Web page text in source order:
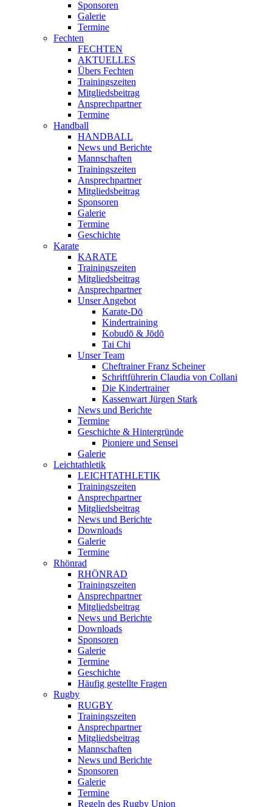
Sponsoren
Galerie
Termine
Fechten
FECHTEN
AKTUELLES
Übers Fechten
Trainingszeiten
Mitgliedsbeitrag
Ansprechpartner
Termine
Handball
HANDBALL
News und Berichte
Mannschaften
Trainingszeiten
Ansprechpartner
Mitgliedsbeitrag
Sponsoren
Galerie
Termine
Geschichte
Karate
KARATE
Trainingszeiten
Mitgliedsbeitrag
Ansprechpartner
Unser Angebot
Karate-Dō
Kindertraining
Kobudō & Jōdō
Tai Chi
Unser Team
Cheftrainer Franz Scheiner
Schriftführerin Claudia von Collani
Die Kindertrainer
Kassenwart Jürgen Stark
News und Berichte
Termine
Geschichte & Hintergründe
Pioniere und Sensei
Galerie
Leichtathletik
LEICHTATHLETIK
Trainingszeiten
Ansprechpartner
Mitgliedsbeitrag
News und Berichte
Downloads
Galerie
Termine
Rhönrad
RHÖNRAD
Trainingszeiten
Ansprechpartner
Mitgliedsbeitrag
News und Berichte
Downloads
Sponsoren
Galerie
Termine
Geschichte
Häufig gestellte Fragen
Rugby
RUGBY
Trainingszeiten
Ansprechpartner
Mitgliedsbeitrag
Mannschaften
News und Berichte
Sponsoren
Galerie
Termine
Regeln des Rugby Union